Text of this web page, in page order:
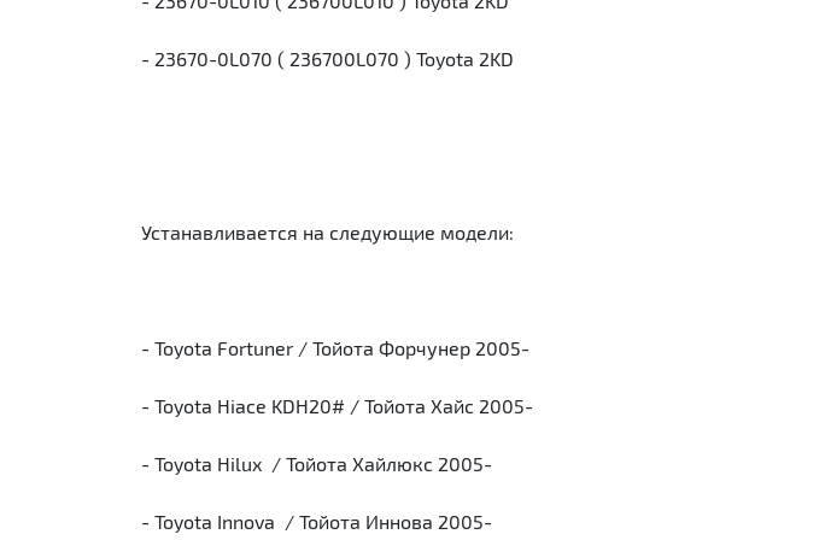
- 23670-0L070 ( 236700L070 ) Toyota 2KD
Устанавливается на следующие модели:
- Toyota Fortuner / Тойота Форчунер 2005-
- Toyota Hiace KDH20# / Тойота Хайс 2005-
- Toyota Hilux / Тойота Хайлюкс 2005-
- Toyota Innova / Тойота Иннова 2005-